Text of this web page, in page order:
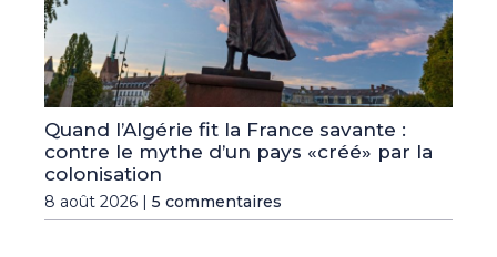
Quand l’Algérie fit la France savante :
contre le mythe d’un pays «créé» par la
colonisation
8 août 2026 | 5 commentaires